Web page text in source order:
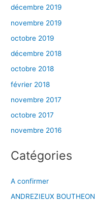
décembre 2019
novembre 2019
octobre 2019
décembre 2018
octobre 2018
février 2018
novembre 2017
octobre 2017
novembre 2016
Catégories
A confirmer
ANDREZIEUX BOUTHEON